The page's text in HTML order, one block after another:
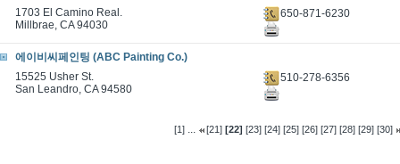
1703 El Camino Real.
Millbrae, CA 94030
650-871-6230
에이비씨페인팅 (ABC Painting Co.)
15525 Usher St.
San Leandro, CA 94580
510-278-6356
[1] ... [21] [22] [23] [24] [25] [26] [27] [28] [29] [30]